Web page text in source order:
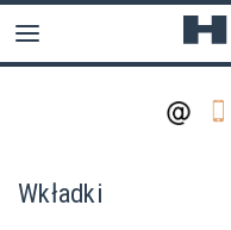
Wkładki